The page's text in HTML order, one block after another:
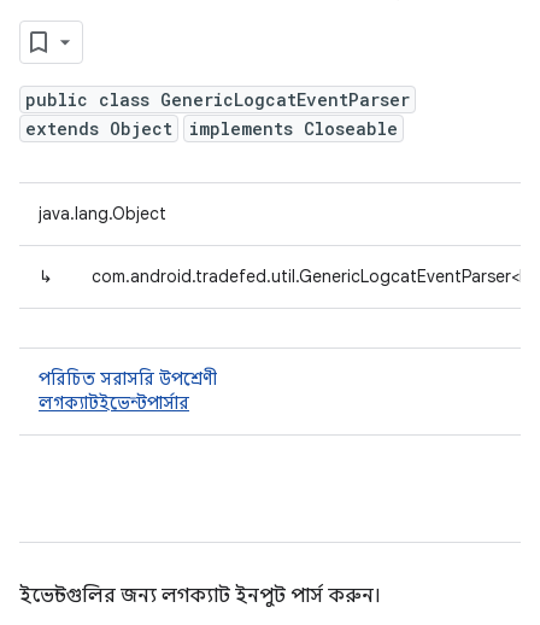
public class GenericLogcatEventParser
extends Object
implements Closeable
java.lang.Object
↳
পরিচিত সরাসরি উপশ্রেণী
লগক্যাটইভেন্টপার্সার
ইভেন্টগুলির জন্য লগক্যাট ইনপুট পার্স করুন।